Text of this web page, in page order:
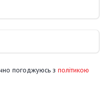
погоджуюсь з політикою